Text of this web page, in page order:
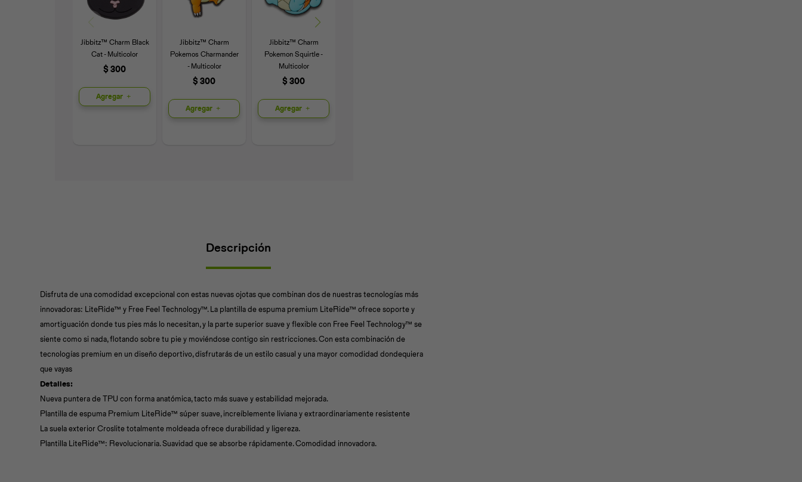
Jibbitz™ Charm Black
Cat - Multicolor
$ 300
Agregar
Jibbitz™ Charm
Pokemos Charmander
- Multicolor
$ 300
Agregar
Jibbitz™ Charm
Pokemon Squirtle -
Multicolor
$ 300
Agregar
Descripción
Disfruta de una comodidad excepcional con estas nuevas ojotas que combinan dos de nuestras tecnologías más
innovadoras: LiteRide™ y Free Feel Technology™. La plantilla de espuma premium LiteRide™ ofrece soporte y
amortiguación donde tus pies más lo necesitan, y la parte superior suave y flexible con Free Feel Technology™ se
siente como si nada, flotando sobre tu pie y moviéndose contigo sin restricciones. Con esta combinación de
tecnologías premium en un diseño deportivo, disfrutarás de un estilo casual y una mayor comodidad dondequiera
que vayas
Detalles:
Nueva puntera de TPU con forma anatómica, tacto más suave y estabilidad mejorada.
Plantilla de espuma Premium LiteRide™ súper suave, increíblemente liviana y extraordinariamente resistente
La suela exterior Croslite totalmente moldeada ofrece durabilidad y ligereza.
Plantilla LiteRide™: Revolucionaria. Suavidad que se absorbe rápidamente. Comodidad innovadora.